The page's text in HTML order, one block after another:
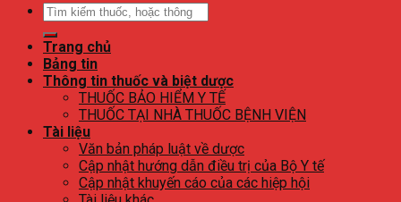
Tìm
kiếm:
Trang chủ
Bảng tin
Thông tin thuốc và biệt dược
THUỐC BẢO HIỂM Y TẾ
THUỐC TẠI NHÀ THUỐC BỆNH VIỆN
Tài liệu
Văn bản pháp luật về dược
Cập nhật hướng dẫn điều trị của Bộ Y tế
Cập nhật khuyến cáo của các hiệp hội